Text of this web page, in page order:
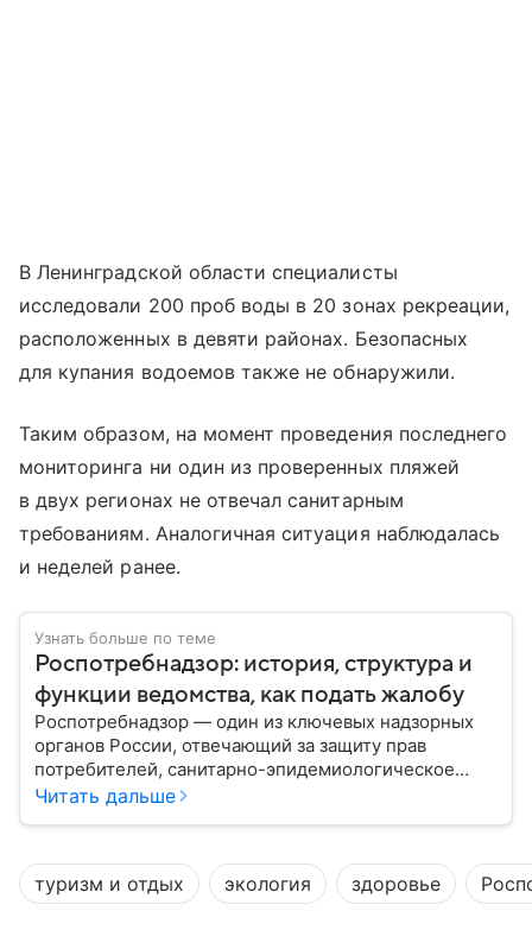
В Ленинградской области специалисты
исследовали 200 проб воды в 20 зонах рекреации,
расположенных в девяти районах. Безопасных
для купания водоемов также не обнаружили.
Таким образом, на момент проведения последнего
мониторинга ни один из проверенных пляжей
в двух регионах не отвечал санитарным
требованиям. Аналогичная ситуация наблюдалась
и неделей ранее.
Узнать больше по теме
Роспотребнадзор: история, структура и
функции ведомства, как подать жалобу
Роспотребнадзор — один из ключевых надзорных
органов России, отвечающий за защиту прав
потребителей, санитарно-эпидемиологическое
благополучие населения и контроль соблюдения
руководит им сегодня.
Читать дальше
туризм и отдых экология здоровье